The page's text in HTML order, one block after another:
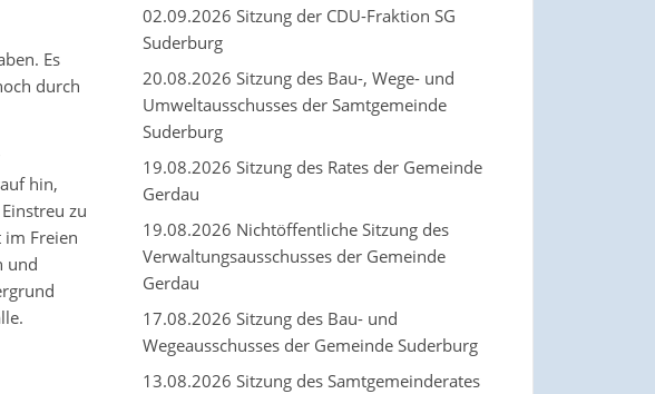
Es
durch
hin,
zu
Freien
und
02.09.2026 Sitzung der CDU-Fraktion SG
Suderburg
20.08.2026 Sitzung des Bau-, Wege- und
Umweltausschusses der Samtgemeinde
Suderburg
19.08.2026 Sitzung des Rates der Gemeinde
Gerdau
19.08.2026 Nichtöffentliche Sitzung des
Verwaltungsausschusses der Gemeinde
Gerdau
17.08.2026 Sitzung des Bau- und
Wegeausschusses der Gemeinde Suderburg
13.08.2026 Sitzung des Samtgemeinderates